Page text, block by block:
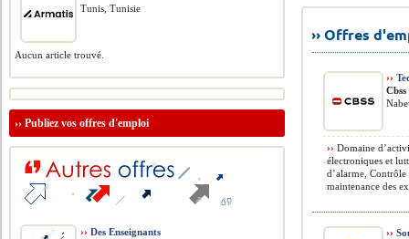
›› Offres
››
Cbss
›› Domaine
électroniques et
d’alarme,
maintenance des
››
Tunis, Tunisie
Aucun article trouvé.
››Publiez vos offres d'emploi
›› Des Enseignants